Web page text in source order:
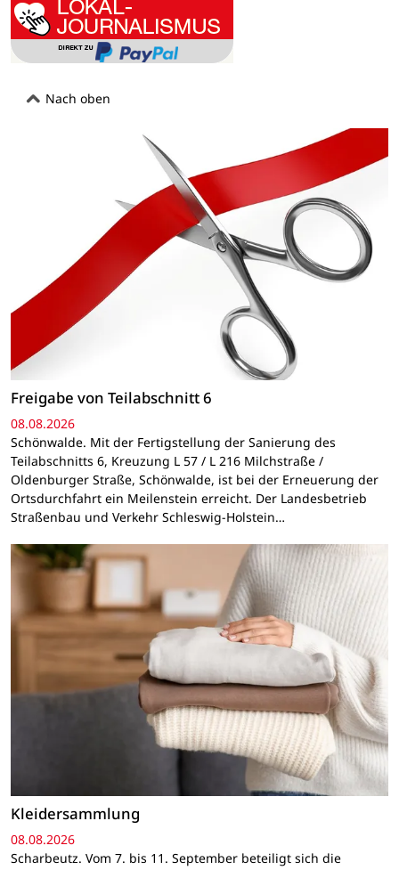
Nach oben
Freigabe von Teilabschnitt 6
08.08.2026
Schönwalde. Mit der Fertigstellung der Sanierung des
Teilabschnitts 6, Kreuzung L 57 / L 216 Milchstraße /
Oldenburger Straße, Schönwalde, ist bei der Erneuerung der
Ortsdurchfahrt ein Meilenstein erreicht. Der Landesbetrieb
Straßenbau und Verkehr Schleswig-Holstein…
Kleidersammlung
08.08.2026
Scharbeutz. Vom 7. bis 11. September beteiligt sich die